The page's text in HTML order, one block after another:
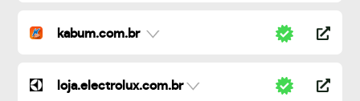
kabum.com.br
loja.electrolux.com.br